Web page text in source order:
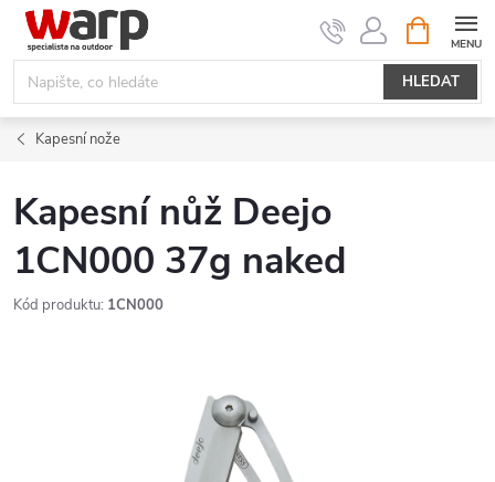
Přejít
obsah
HLEDAT
NÁKUPNÍ
KOŠÍK
Kapesní nože
Kapesní nůž Deejo
1CN000 37g naked
Kód produktu: 1CN000